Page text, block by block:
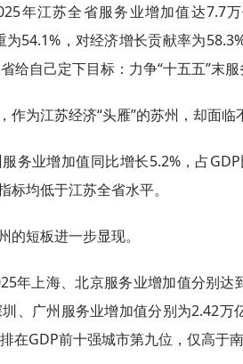
年江苏全省服务业增加值达7.7
为54.1%，对经济增长贡献率为
给自己定下目标：力争“十五五”末服
作为江苏经济“头雁”的苏州，却面临
务业增加值同比增长5.2%，占
均低于江苏全省水平。
的短板进一步显现。
年上海、北京服务业增加值分别达
、广州服务业增加值分别为2.42万
在GDP前十强城市第九位，仅高于南